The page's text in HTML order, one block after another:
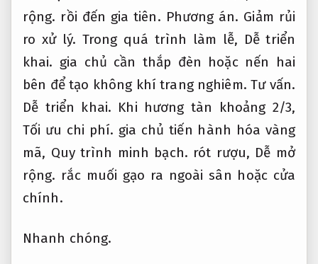
rộng. rồi đến gia tiên. Phương án. Giảm rủi
ro xử lý. Trong quá trình làm lễ, Dễ triển
khai. gia chủ cần thắp đèn hoặc nến hai
bên để tạo không khí trang nghiêm.Tư vấn.
Dễ triển khai. Khi hương tàn khoảng 2/3,
Tối ưu chi phí. gia chủ tiến hành hóa vàng
mã, Quy trình minh bạch. rót rượu, Dễ mở
rộng. rắc muối gạo ra ngoài sân hoặc cửa
chính.
Nhanh chóng.